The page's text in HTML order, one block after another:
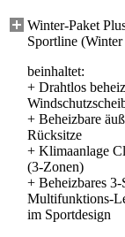
Winter-Paket
Sportline
beinhaltet:
+ Drahtlos
+ Beheizbare
Rücksitze
+ Klimaanlage
(3-Zonen)
+ Beheizbares
Multifunktions-
im Sportdesign